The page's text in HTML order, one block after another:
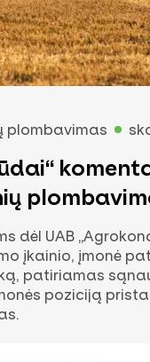
plombavimas
dėl UAB
įkainio, įmonė
patiriamas
poziciją